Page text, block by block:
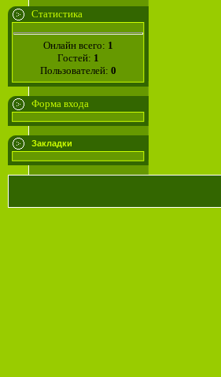
Статистика
Онлайн всего: 1
Гостей: 1
Пользователей: 0
Форма входа
Закладки